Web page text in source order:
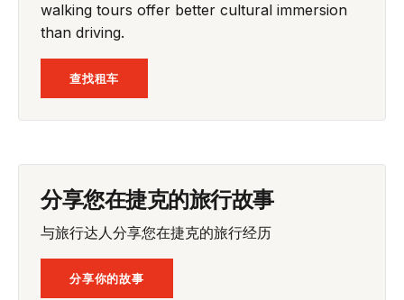
walking tours offer better cultural immersion
than driving.
查找租车
分享您在捷克的旅行故事
与旅行达人分享您在捷克的旅行经历
分享你的故事